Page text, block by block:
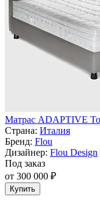
Матрас ADAPTIVE
Страна: Италия
Бренд: Flou
Дизайнер: Flou Design
Под заказ
от 300 000 ₽
Купить